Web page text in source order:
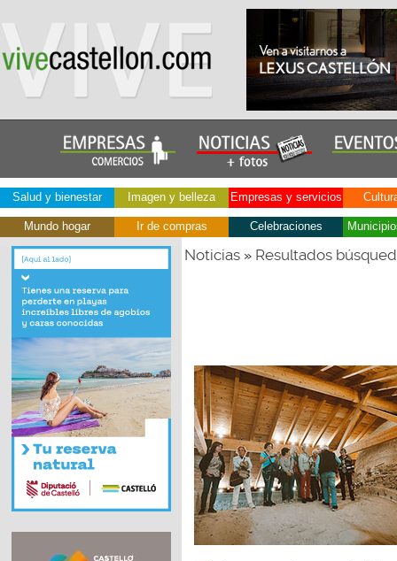
Salud y bienestar Imagen y belleza Empresas y servicios
Mundo hogar Ir de compras Celebraciones
Noticias» Resultados